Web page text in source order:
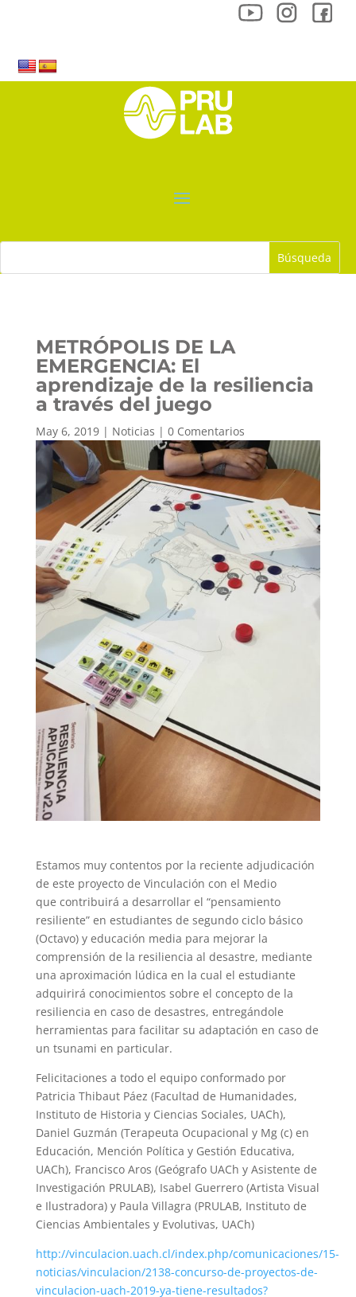
METRÓPOLIS DE LA
EMERGENCIA: El
aprendizaje de la resiliencia
a través del juego
May 6, 2019| Noticias | 0 Comentarios
Estamos muy contentos por la reciente adjudicación
de este proyecto de Vinculación con el Medio
que contribuirá a desarrollar el “pensamiento
resiliente” en estudiantes de segundo ciclo básico
(Octavo) y educación media para mejorar la
comprensión de la resiliencia al desastre, mediante
una aproximación lúdica en la cual el estudiante
adquirirá conocimientos sobre el concepto de la
resiliencia en caso de desastres, entregándole
herramientas para facilitar su adaptación en caso de
un tsunami en particular.
Felicitaciones a todo el equipo conformado por
Patricia Thibaut Páez (Facultad de Humanidades,
Instituto de Historia y Ciencias Sociales, UACh),
Daniel Guzmán (Terapeuta Ocupacional y Mg (c) en
Educación, Mención Política y Gestión Educativa,
UACh), Francisco Aros (Geógrafo UACh y Asistente de
Investigación PRULAB), Isabel Guerrero (Artista Visual
e Ilustradora) y Paula Villagra (PRULAB, Instituto de
Ciencias Ambientales y Evolutivas, UACh)
http://vinculacion.uach.cl/index.php/comunicaciones/15-
noticias/vinculacion/2138-concurso-de-proyectos-de-
vinculacion-uach-2019-ya-tiene-resultados?